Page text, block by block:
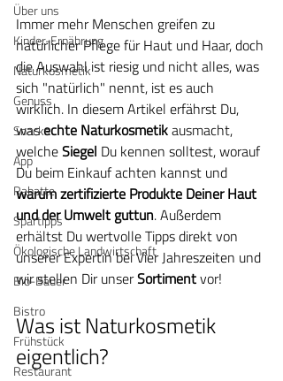
Über uns
Kinder-Ernährung
Naturkosmetik
Genuss
Snacks
App
Rabatte
Spartipps
Ökologische Landwirtschaft
Bio-Bauer
Bistro
Frühstück
Restaurant
Immer mehr Menschen greifen zu
natürlicher Pflege für Haut und Haar, doch
die Auswahl ist riesig und nicht alles, was
sich "natürlich" nennt, ist es auch
wirklich. In diesem Artikel erfährst Du,
was echte Naturkosmetik ausmacht,
welche Siegel Du kennen solltest, worauf
Du beim Einkauf achten kannst und
warum zertifizierte Produkte Deiner Haut
und der Umwelt guttun. Außerdem
erhältst Du wertvolle Tipps direkt von
unserer Expertin bei Vier Jahreszeiten und
wir stellen Dir unser Sortiment vor!
Was ist Naturkosmetik
eigentlich?